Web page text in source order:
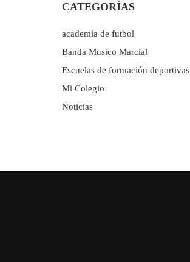
CATEGORÍAS
academia de futbol
Banda Musico Marcial
Escuelas de formación deportivas
Mi Colegio
Noticias